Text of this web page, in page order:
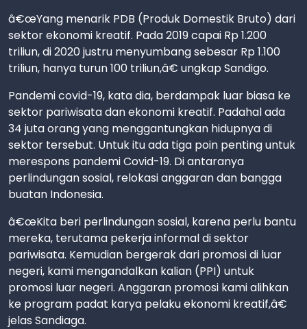
â€œYang menarik PDB (Produk Domestik Bruto) dari
sektor ekonomi kreatif. Pada 2019 capai Rp 1.200
triliun, di 2020 justru menyumbang sebesar Rp 1.100
triliun, hanya turun 100 triliun,â€ ungkap Sandigo.
Pandemi covid-19, kata dia, berdampak luar biasa ke
sektor pariwisata dan ekonomi kreatif. Padahal ada
34 juta orang yang menggantungkan hidupnya di
sektor tersebut. Untuk itu ada tiga poin penting untuk
merespons pandemi Covid-19. Di antaranya
perlindungan sosial, relokasi anggaran dan bangga
buatan Indonesia.
â€œKita beri perlindungan sosial, karena perlu bantu
mereka, terutama pekerja informal di sektor
pariwisata. Kemudian bergerak dari promosi di luar
negeri, kami mengandalkan kalian (PPI) untuk
promosi luar negeri. Anggaran promosi kami alihkan
ke program padat karya pelaku ekonomi kreatif,â€
jelas Sandiaga.